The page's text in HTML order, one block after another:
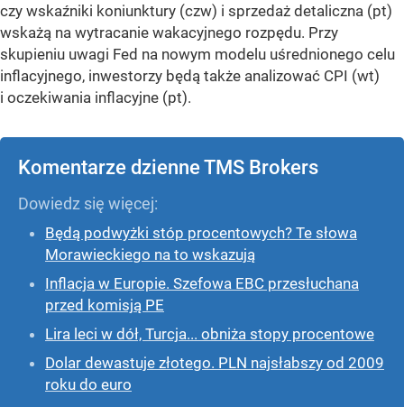
czy wskaźniki koniunktury (czw) i sprzedaż detaliczna (pt)
wskażą na wytracanie wakacyjnego rozpędu. Przy
skupieniu uwagi Fed na nowym modelu uśrednionego celu
inflacyjnego, inwestorzy będą także analizować CPI (wt)
i oczekiwania inflacyjne (pt).
Komentarze dzienne TMS Brokers
Będą podwyżki stóp procentowych? Te słowa
Morawieckiego na to wskazują
Inflacja w Europie. Szefowa EBC przesłuchana
przed komisją PE
Lira leci w dół, Turcja... obniża stopy procentowe
Dolar dewastuje złotego. PLN najsłabszy od 2009
roku do euro